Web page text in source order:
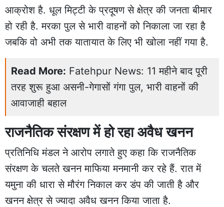
आक्रोश है. धूल मिट्टी के प्रदूषण से क्षेत्र की जनता बीमार
हो रही है. मरका पुल से भारी वाहनों को निकाला जा रहा है
जबकि वो अभी तक यातायात के लिए भी खोला नहीं गया है.
Read More: Fatehpur News: 11 महीने बाद पूरी
तरह शुरू हुआ असनी-गेगासों गंगा पुल, भारी वाहनों की
आवाजाही बहाल
राजनैतिक संरक्षण में हो रहा अवैध खनन
प्रतिनिधि मंडल ने आरोप लगाते हुए कहा कि राजनैतिक
संरक्षण के चलते खनन माफिया मनमानी कर रहे हैं. रात में
यमुना की धारा से मौरंग निकाल कर डंप की जाती है और
खनन क्षेत्र से ज्यादा अवैध खनन किया जाता है.